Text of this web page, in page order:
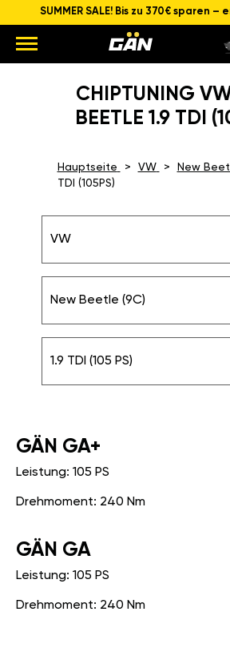
SUMMER SALE! Bis zu 370€ sparen –
CHIPTUNING
BEETLE 1.9 TDI
Hauptseite VW New
TDI (105PS)
VW
New Beetle (9C)
1.9 TDI (105 PS)
GÄN GA+
Leistung: 105 PS
Drehmoment: 240 Nm
GÄN GA
Leistung: 105 PS
Drehmoment: 240 Nm